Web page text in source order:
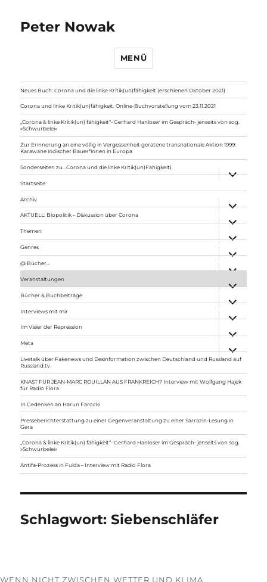
Peter Nowak
MENÜ
Neues Buch: Corona und die linke Kritik(un)fähigkeit (erschienen Oktober 2021)
Corona und linke Kritik(un)fähigkeit. Online-Buchvorstellung vom 23.11.2021
„Corona & linke Kritik(un) fähigkeit“- Gerhard Hanloser im Gespräch- jenseits von sog.
»Schwurbelei«
Zur Erinnerung an eine völlig in Vergessenheit geratene transnationale Aktion 1999:
Karawane indischer Bauer*innen in Europa
Sonderseiten zu…Corona und die linke Kritik(un)Fähigkeit).
anzeigen
Startseite
Archiv
anzeigen
AKTUELL: Biopolitik – Diskussion über Corona
anzeigen
Themen
anzeigen
Genres
anzeigen
@ Bücher…
Veranstaltungen
anzeigen
Bücher & Buchbeiträge
anzeigen
Interviews mit mir
anzeigen
Im Visier der Repression
anzeigen
Meta
anzeigen
Livetalk über Fakenews und Desinformation zwischen Deutschland und Russland auf
Russland.tv
KNAST FÜR JEAN-MARC ROUILLAN AUS FRANKREICH? Interview mit Wolfgang Hajek
für Radio Flora
In Gedenken an Harun Farocki
Presseberichterstattung zu einer Gegenveranstaltung zu einer Sarrazin-Lesung in
Gera
„Corona & linke Kritik(un) fähigkeit“- Gerhard Hanloser im Gespräch- jenseits von sog.
»Schwurbelei«
Antifa-Prozess in Fulda – Interview mit Radio Flora
Schlagwort:Siebenschläfer
WENN NICHT ZWISCHEN WETTER UND KLIMA